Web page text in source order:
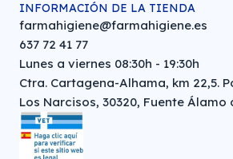
INFORMACIÓN DE LA TIENDA
farmahigiene@farmahigiene.es
637 72 41 77
Lunes a viernes 08:30h - 19:30h
Ctra. Cartagena-Alhama, km 22,5.
Los Narcisos, 30320, Fuente Álamo